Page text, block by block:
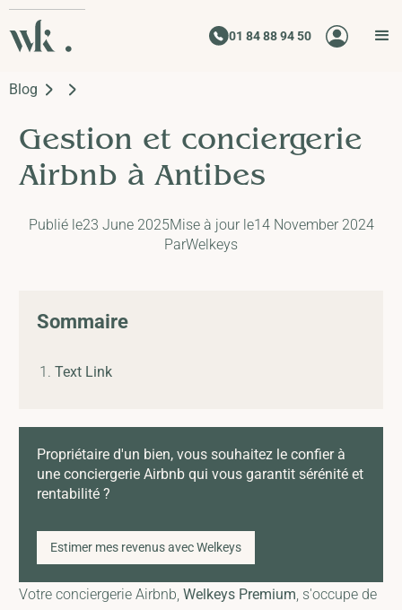
01 84 88 94 50
Blog
Gestion et conciergerie
Airbnb à Antibes
Publié le23 June 2025Mise à jour le14 November 2024
ParWelkeys
Sommaire
Text Link
Propriétaire d'un bien, vous souhaitez le confier à
une conciergerie Airbnb qui vous garantit sérénité et
rentabilité ?
Estimer mes revenus avec Welkeys
Votre conciergerie Airbnb,Welkeys Premium, s'occupe de